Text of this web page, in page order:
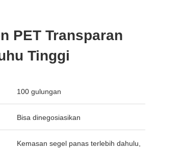
PET Transparan
Tinggi
100 gulungan
Bisa dinegosiasikan
Kemasan segel panas terlebih dahulu,